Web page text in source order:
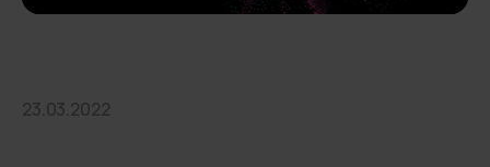
Meille töihin
23.03.2022